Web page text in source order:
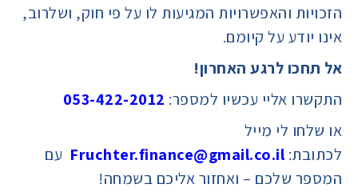
הזכויות והאפשרויות המגיעות לו על פי חוק, ושלרוב,
אינו יודע על קיומם.
אל תחכו לרגע האחרון!
התקשרו אליי עכשיו למספר: 053-422-2012
או שלחו לי מייל
לכתובת: Fruchter.finance@gmail.co.il עם
המספר שלכם – ואחזור אליכם בשמחה!